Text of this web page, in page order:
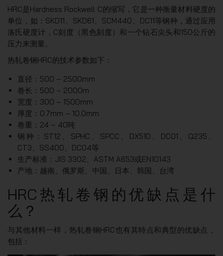
HRC是Hardness Rockwell C的缩写，它是一种衡量材料硬度的
单位，如：SKD11、SKD61、SCM440、DC11等钢种，通过应用
洛氏硬度计，C刻度（黑色刻度）和一个钻石尖头和150公斤的
压力来测量。
热轧卷钢HRC的技术参数如下：
直径：500 – 2500mm
卷长：500 – 2000m
宽度：300 – 1500mm
厚度：0.7mm – 10.0mm
卷重：24 – 40吨
钢种：ST12、SPHC、SPCC、DX51D、DC01、Q235、
CT3、SS400、DC04等
生产标准：JIS 3302、ASTM A653或EN10143
产地：越南、俄罗斯、中国、日本、韩国、台湾
HRC热轧卷钢的优缺点是什
么？
与其他材料一样，热轧卷钢HRC也有其特点和典型的优缺点，
包括：